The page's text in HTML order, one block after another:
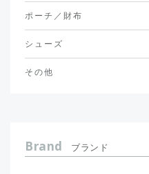
ポーチ／財布
シューズ
その他
Brand ブランド